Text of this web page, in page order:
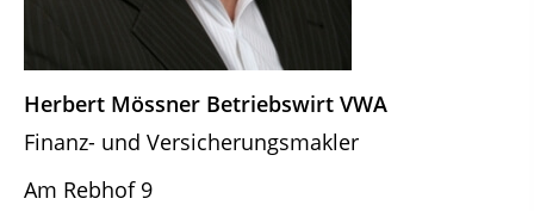
Herbert Mössner Betriebswirt VWA
Finanz- und Versicherungsmakler
Am Rebhof 9